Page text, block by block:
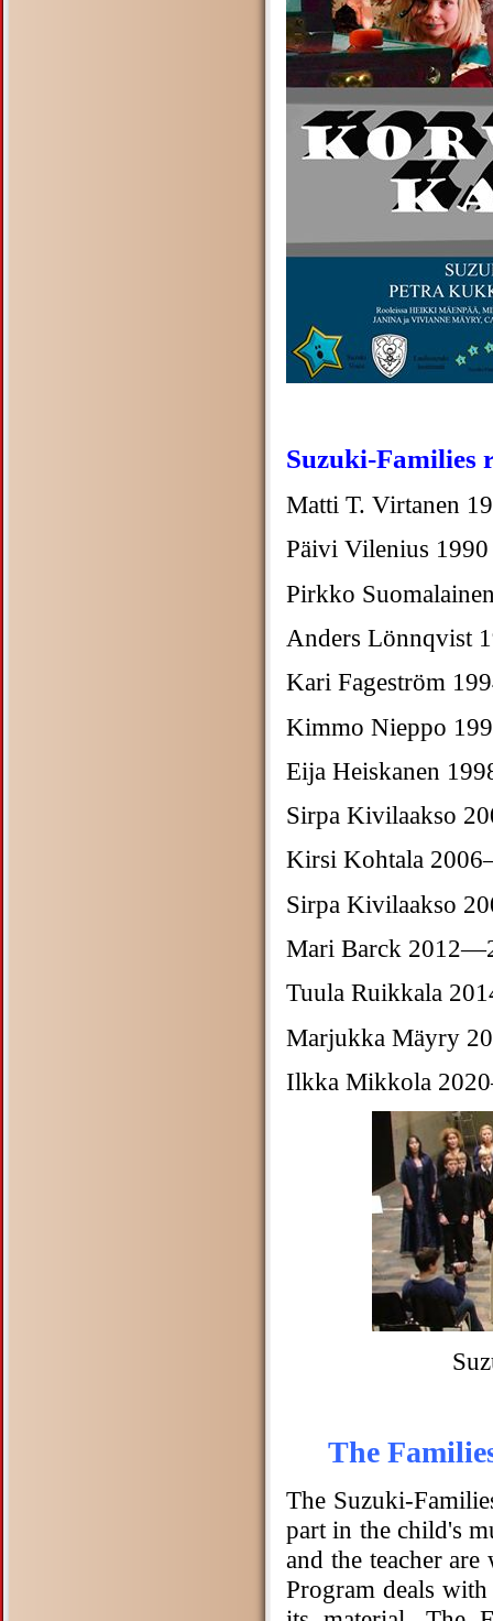
Suzuki-Families
Matti T.
Päivi Vilenius 1990
Pirkko
Anders
Kari
Kimmo
Eija
Sirpa
Kirsi
Sirpa
Mari Barck
Tuula Ruikkala
Marjukka Mäyry
Ilkka Mikkola
The
The Suzuki-
part in the child's
and the teacher
Program deals